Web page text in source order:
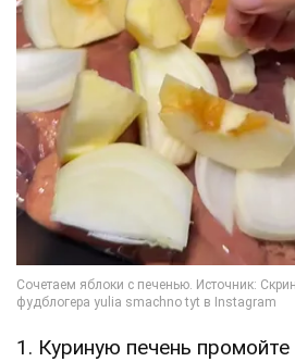
1. Куриную печень промойте